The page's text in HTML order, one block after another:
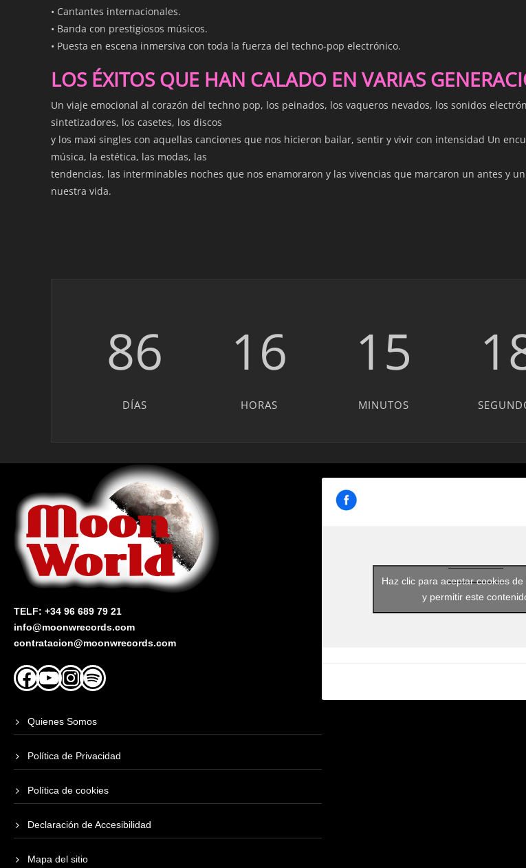
• Cantantes internacionales.
• Banda con prestigiosos músicos.
• Puesta en escena inmersiva con toda la fuerza del techno-pop electrónico.
LOS ÉXITOS QUE HAN CALADO EN VARIAS
Un viaje emocional al corazón del techno pop, los peinados, los vaqueros nevados, los sonidos
sintetizadores, los casetes, los discos
y los maxi singles con aquellas canciones que nos hicieron bailar, sentir y vivir con intensidad Un
música, la estética, las modas, las
tendencias, las interminables noches que nos enamoraron y las vivencias que marcaron un antes y
nuestra vida.
86
DÍAS
16
HORAS
15
MINUTOS
TELF: +34 96 689 79 21
info@moonwrecords.com
contratacion@moonwrecords.com
Facebook
YouTubeInstagram
Spotify
Quienes Somos
Política de Privacidad
Política de cookies
Declaración de Accesibilidad
Mapa del sitio
Haz clic para aceptar cookies de
y permitir este